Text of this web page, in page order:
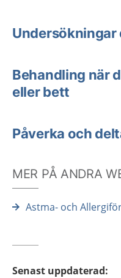
Behandling när
eller bett
Påverka och
MER PÅ ANDRA
Astma- och
Senast uppdaterad: